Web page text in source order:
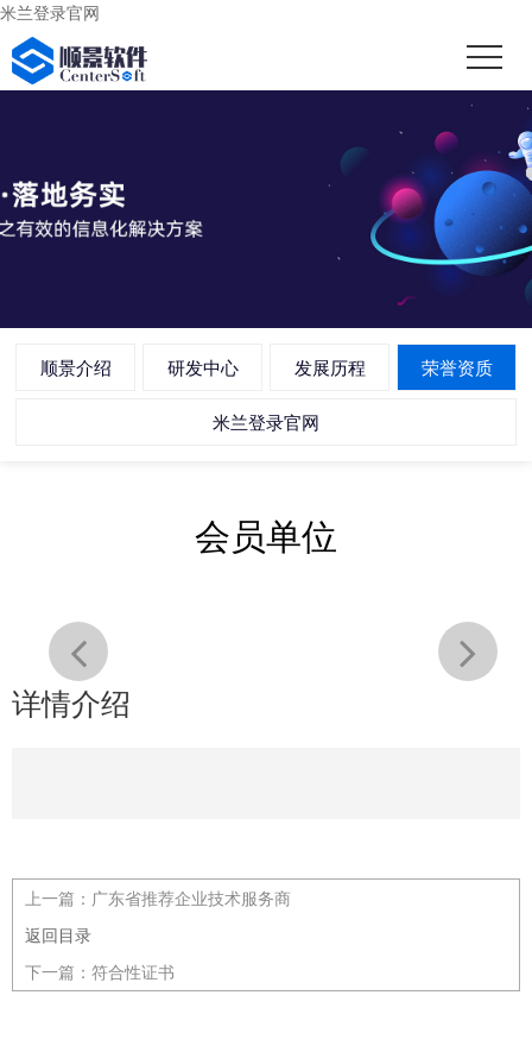
米兰登录官网
顺景介绍 研发中心 发展历程 荣誉资质
米兰登录官网
会员单位
详情介绍
上一篇： 广东省推荐企业技术服务商
返回目录
下一篇： 符合性证书